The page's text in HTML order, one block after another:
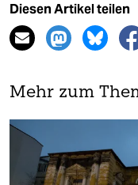
Diesen Artikel teilen
Mehr zum